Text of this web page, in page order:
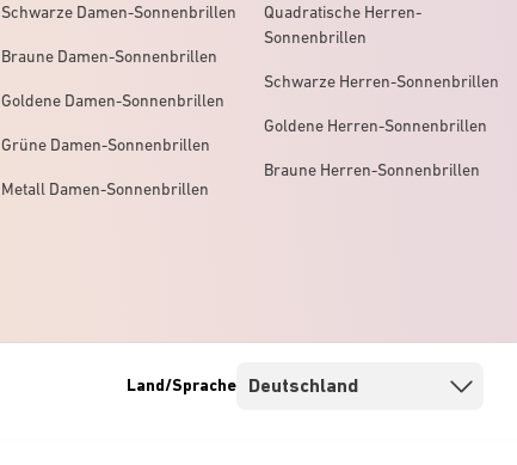
Schwarze Damen-Sonnenbrillen
Braune Damen-Sonnenbrillen
Goldene Damen-Sonnenbrillen
Grüne Damen-Sonnenbrillen
Metall Damen-Sonnenbrillen
Quadratische Herren-
Sonnenbrillen
Schwarze Herren-Sonnenbrillen
Goldene Herren-Sonnenbrillen
Braune Herren-Sonnenbrillen
Land/Sprache